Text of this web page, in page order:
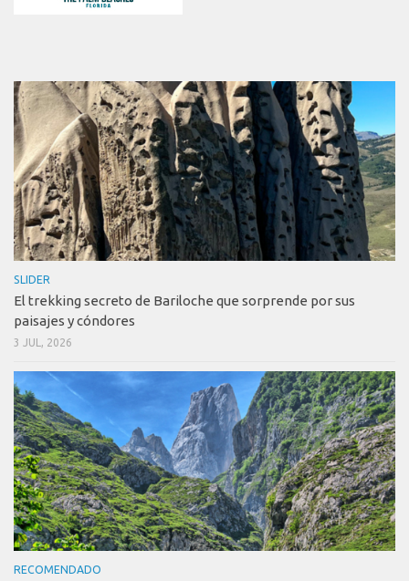
SLIDER
El trekking secreto de Bariloche que sorprende por sus
paisajes y cóndores
3 JUL, 2026
RECOMENDADO